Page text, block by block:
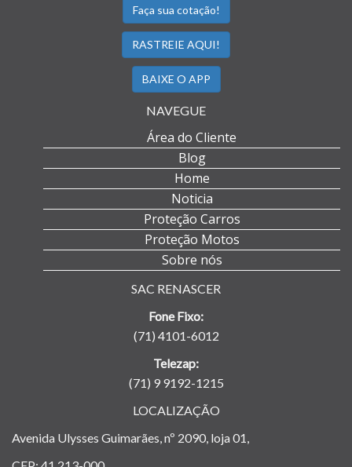
Faça sua cotação!
RASTREIE AQUI!
BAIXE O APP
NAVEGUE
Área do Cliente
Blog
Home
Noticia
Proteção Carros
Proteção Motos
Sobre nós
SAC RENASCER
Fone Fixo:
(71) 4101-6012
Telezap:
(71) 9 9192-1215
LOCALIZAÇÃO
Avenida Ulysses Guimarães, nº 2090, loja 01,